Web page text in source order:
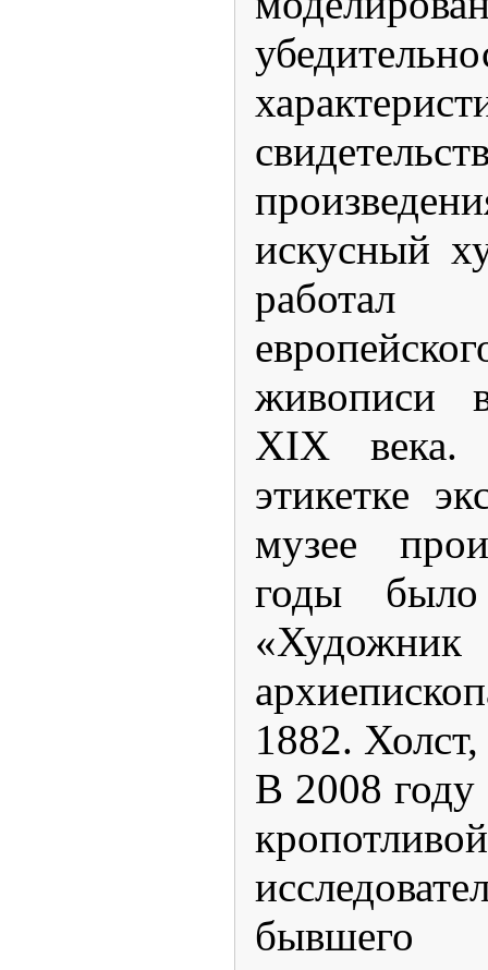
искусный
работал
живописи
XIX
этикетке
музее
годы
1882.
В 2008 году
кропотливой